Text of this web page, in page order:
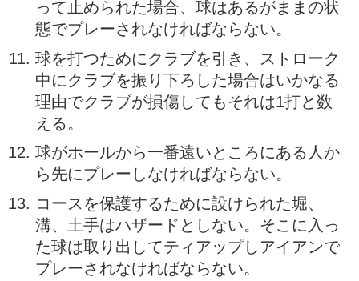
って止められた場合、球はあるがままの状
態でプレーされなければならない。
球を打つためにクラブを引き、ストローク
中にクラブを振り下ろした場合はいかなる
理由でクラブが損傷してもそれは1打と数
える。
球がホールから一番遠いところにある人か
ら先にプレーしなければならない。
コースを保護するために設けられた堀、
溝、土手はハザードとしない。そこに入っ
た球は取り出してティアップしアイアンで
プレーされなければならない。